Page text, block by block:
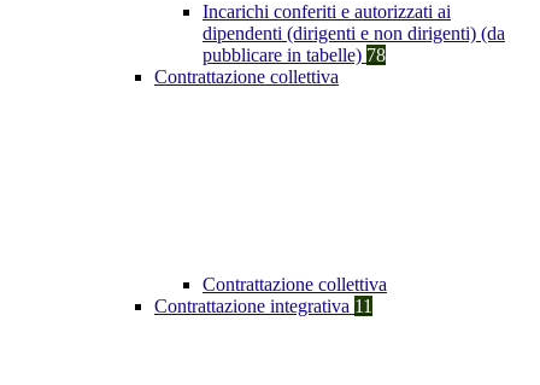
Incarichi conferiti e autorizzati ai
dipendenti (dirigenti e non dirigenti) (da
pubblicare in tabelle) 78
Contrattazione collettiva
Contrattazione collettiva
Contrattazione integrativa 11